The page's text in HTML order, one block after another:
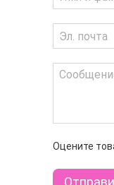
Оцените